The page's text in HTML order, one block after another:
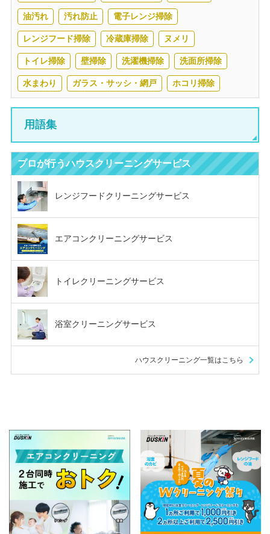
油汚れ 汚れ防止 電子レンジ掃除
レンジフード掃除 冷蔵庫掃除 ヌメリ
トイレ掃除 壁掃除 洗濯機掃除 洗面所掃除
水まわり ガラス・サッシ・網戸 ホコリ掃除
用語集
プロが行うハウスクリーニングサービス
レンジフードクリーニングサービス
エアコンクリーニングサービス
トイレクリーニングサービス
浴室クリーニングサービス
ハウスクリーニング一覧はこちら